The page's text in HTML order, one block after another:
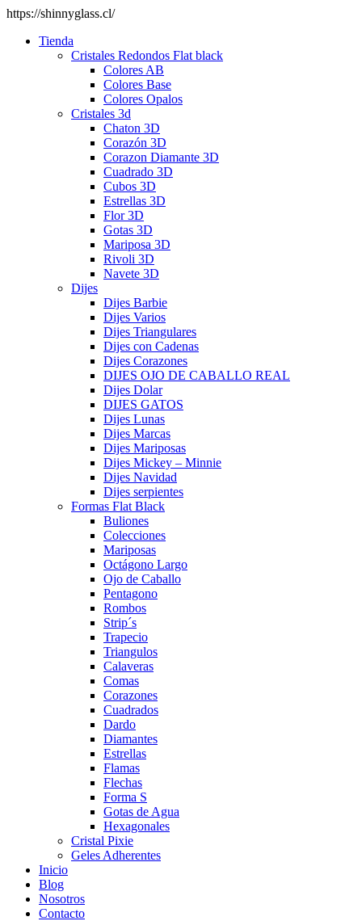
https://shinnyglass.cl/
Tienda
Cristales Redondos Flat black
Colores AB
Colores Base
Colores Opalos
Cristales 3d
Chaton 3D
Corazón 3D
Corazon Diamante 3D
Cuadrado 3D
Cubos 3D
Estrellas 3D
Flor 3D
Gotas 3D
Mariposa 3D
Rivoli 3D
Navete 3D
Dijes
Dijes Barbie
Dijes Varios
Dijes Triangulares
Dijes con Cadenas
Dijes Corazones
DIJES OJO DE CABALLO REAL
Dijes Dolar
DIJES GATOS
Dijes Lunas
Dijes Marcas
Dijes Mariposas
Dijes Mickey – Minnie
Dijes Navidad
Dijes serpientes
Formas Flat Black
Buliones
Colecciones
Mariposas
Octágono Largo
Ojo de Caballo
Pentagono
Rombos
Strip´s
Trapecio
Triangulos
Calaveras
Comas
Corazones
Cuadrados
Dardo
Diamantes
Estrellas
Flamas
Flechas
Forma S
Gotas de Agua
Hexagonales
Cristal Pixie
Geles Adherentes
Inicio
Blog
Nosotros
Contacto